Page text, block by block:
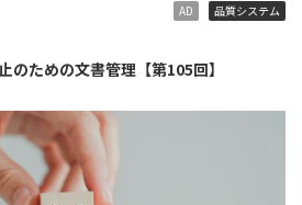
AD 品質システム
のための文書管理【第105回】